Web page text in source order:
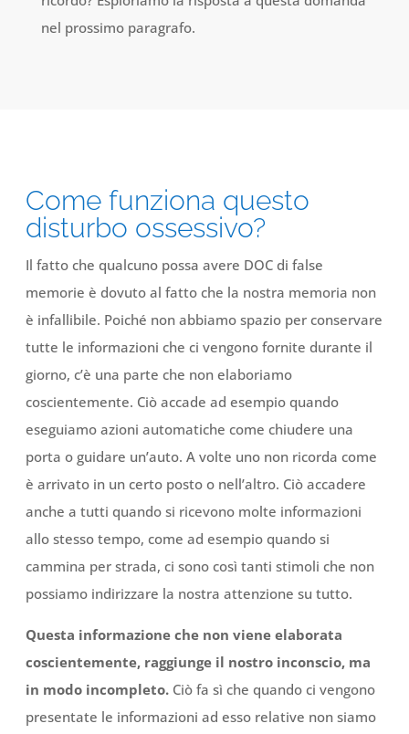
nel prossimo paragrafo.
Come funziona questo
disturbo ossessivo?
Il fatto che qualcuno possa avere DOC di false
memorie è dovuto al fatto che la nostra memoria non
è infallibile. Poiché non abbiamo spazio per conservare
tutte le informazioni che ci vengono fornite durante il
giorno, c’è una parte che non elaboriamo
coscientemente. Ciò accade ad esempio quando
eseguiamo azioni automatiche come chiudere una
porta o guidare un’auto. A volte uno non ricorda come
è arrivato in un certo posto o nell’altro. Ciò accadere
anche a tutti quando si ricevono molte informazioni
allo stesso tempo, come ad esempio quando si
cammina per strada, ci sono così tanti stimoli che non
possiamo indirizzare la nostra attenzione su tutto.
Questa informazione che non viene elaborata
coscientemente, raggiunge il nostro inconscio, ma
in modo incompleto. Ciò fa sì che quando ci vengono
presentate le informazioni ad esso relative non siamo